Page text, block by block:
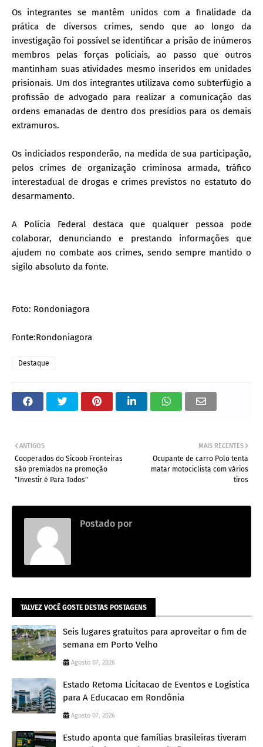
Os integrantes se mantêm unidos com a finalidade da
prática de diversos crimes, sendo que ao longo da
investigação foi possível se identificar a prisão de inúmeros
membros pelas forças policiais, ao passo que outros
mantinham suas atividades mesmo inseridos em unidades
prisionais. Um dos integrantes utilizava como subterfúgio a
profissão de advogado para realizar a comunicação das
ordens emanadas de dentro dos presídios para os demais
extramuros.
Os indiciados responderão, na medida de sua participação,
pelos crimes de organização criminosa armada, tráfico
interestadual de drogas e crimes previstos no estatuto do
desarmamento.
A Polícia Federal destaca que qualquer pessoa pode
colaborar, denunciando e prestando informações que
ajudem no combate aos crimes, sendo sempre mantido o
sigilo absoluto da fonte.
Foto: Rondoniagora
Fonte:Rondoniagora
Destaque
MAIS RECENTES
Ocupante de carro Polo tenta
matar motociclista com vários
tiros
ANTIGOS
Cooperados do Sicoob Fronteiras
são premiados na promoção
"Investir é Para Todos"
Postado por
TALVEZ VOCÊ GOSTE DESTAS POSTAGENS
Seis lugares gratuitos para aproveitar o fim de
semana em Porto Velho
Agosto 07, 2026
Estado Retoma Licitacao de Eventos e Logistica
para A Educacao em Rondônia
Agosto 07, 2026
Estudo aponta que famílias brasileiras tiveram